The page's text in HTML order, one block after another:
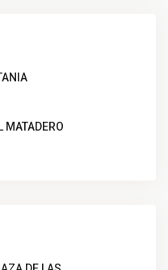
MATADERO